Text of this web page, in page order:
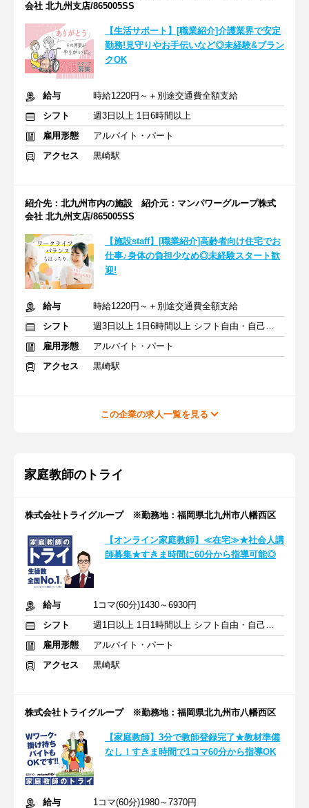
会社 北九州支店/865005SS
【生活サポート】[職業紹介]介護業界で安定
勤務!見守りやお手伝いなど◎未経験&ブラン
クOK
給与
時給1220円～＋別途交通費全額支給
シフト
週3日以上 1日6時間以上
雇用形態
アルバイト・パート
アクセス
黒崎駅
紹介先：北九州市内の施設 紹介元：マンパワーグループ株式
会社 北九州支店/865005SS
【施設staff】[職業紹介]高齢者向け住宅でお
仕事♪身体の負担少なめ◎未経験スタート歓
迎!
給与
時給1220円～＋別途交通費全額支給
シフト
週3日以上 1日6時間以上 シフト自由・自己申告
雇用形態
アルバイト・パート
アクセス
黒崎駅
この企業の求人一覧を見る
家庭教師のトライ
株式会社トライグループ ※勤務地：福岡県北九州市八幡西区
【オンライン家庭教師】≪在宅≫★社会人講
師募集★すきま時間に60分から指導可能◎
給与
1コマ(60分)1430～6930円
シフト
週1日以上 1日1時間以上 シフト自由・自己申告
雇用形態
アルバイト・パート
アクセス
黒崎駅
株式会社トライグループ ※勤務地：福岡県北九州市八幡西区
【家庭教師】3分で教師登録完了★教材準備
なし！すきま時間で1コマ60分から指導OK
給与
1コマ(60分)1980～7370円